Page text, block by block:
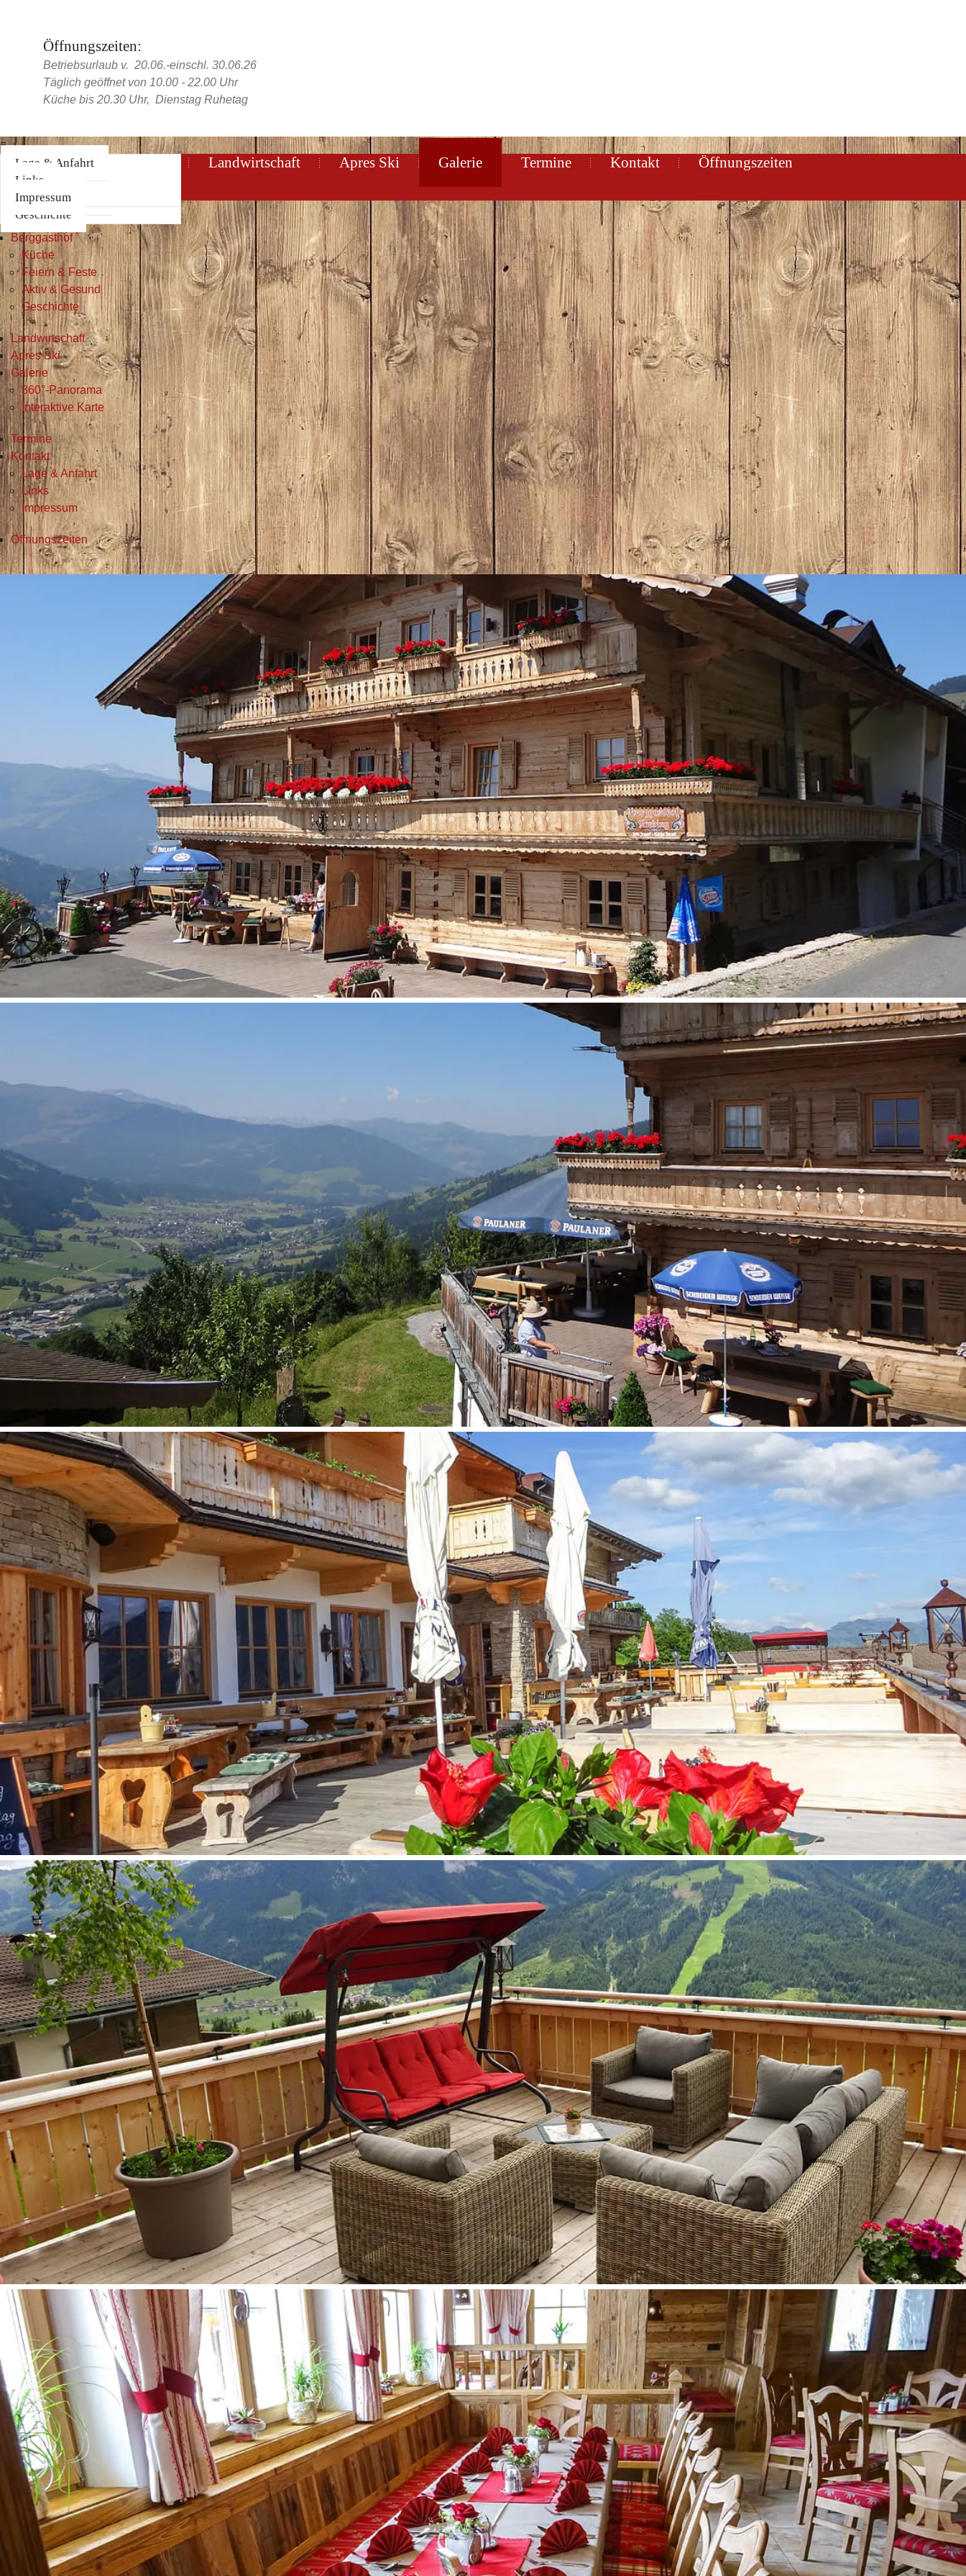
Öffnungszeiten:
Betriebsurlaub v. 20.06.-einschl. 30.06.26
Täglich geöffnet von 10.00 - 22.00 Uhr
Küche bis 20.30 Uhr, Dienstag Ruhetag
≡
Home
Küche
Feiern & Feste
Aktiv & Gesund
Geschichte
Landwirtschaft Apres Ski Galerie
360°-Panorama
Interaktive Karte
Termine Kontakt
Lage & Anfahrt
Links
Impressum
Öffnungszeiten
Home
Berggasthof
Küche
Feiern & Feste
Aktiv & Gesund
Geschichte
Landwirtschaft
Apres Ski
Galerie
360°-Panorama
Interaktive Karte
Termine
Kontakt
Lage & Anfahrt
Links
Impressum
Öffnungszeiten